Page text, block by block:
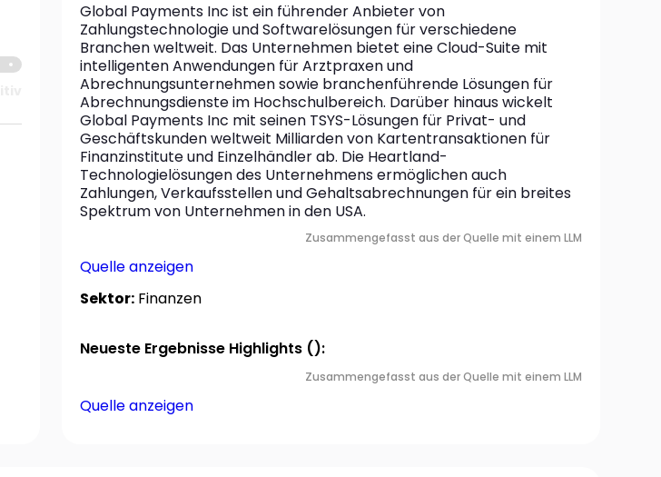
Global Payments Inc ist ein führender Anbieter von
Zahlungstechnologie und Softwarelösungen für verschiedene
Branchen weltweit. Das Unternehmen bietet eine Cloud-Suite mit
intelligenten Anwendungen für Arztpraxen und
Abrechnungsunternehmen sowie branchenführende Lösungen für
Abrechnungsdienste im Hochschulbereich. Darüber hinaus wickelt
Global Payments Inc mit seinen TSYS-Lösungen für Privat- und
Geschäftskunden weltweit Milliarden von Kartentransaktionen für
Finanzinstitute und Einzelhändler ab. Die Heartland-
Technologielösungen des Unternehmens ermöglichen auch
Zahlungen, Verkaufsstellen und Gehaltsabrechnungen für ein breites
Spektrum von Unternehmen in den USA.
Zusammengefasst aus der Quelle mit einem LLM
Quelle anzeigen
Sektor: Finanzen
Neueste Ergebnisse Highlights ():
Zusammengefasst aus der Quelle mit einem LLM
Quelle anzeigen